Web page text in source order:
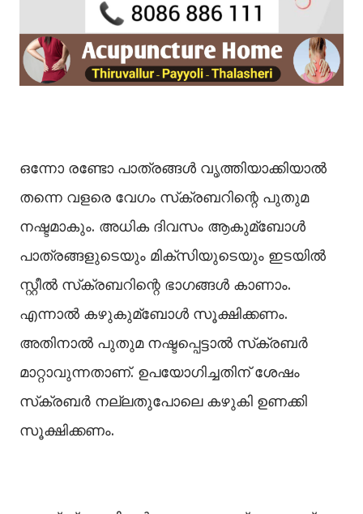
ഒന്നോ രണ്ടോ പാത്രങ്ങള്‍ വൃത്തിയാക്കിയാല്‍
തന്നെ വളരെ വേഗം സ്‌ക്രബറിന്റെ പുതുമ
നഷ്ടമാകും. അധിക ദിവസം ആകുമ്ബോള്‍
പാത്രങ്ങളുടെയും മിക്സിയുടെയും ഇടയില്‍
സ്റ്റീല്‍ സ്‌ക്രബറിന്റെ ഭാഗങ്ങള്‍ കാണാം.
എന്നാല്‍ കഴുകുമ്ബോള്‍ സൂക്ഷിക്കണം.
അതിനാല്‍ പുതുമ നഷ്ടപ്പെട്ടാല്‍ സ്‌ക്രബര്‍
മാറ്റാവുന്നതാണ്. ഉപയോഗിച്ചതിന് ശേഷം
സ്‌ക്രബര്‍ നല്ലതുപോലെ കഴുകി ഉണക്കി
സൂക്ഷിക്കണം.